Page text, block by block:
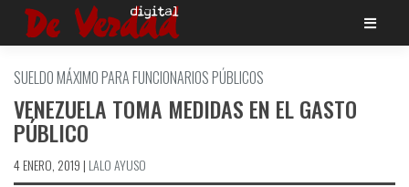
Saltar
SUELDO MÁXIMO PARA FUNCIONARIOS PÚBLICOS
VENEZUELA TOMA MEDIDAS EN EL GASTO
PÚBLICO
4 ENERO, 2019 | LALO AYUSO